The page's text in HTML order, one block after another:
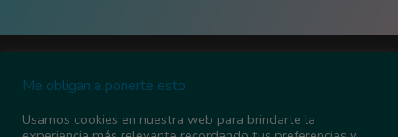
Política de cookies
Contacta conmigo
Pasarela de pagos
Me obligan a ponerte esto:
Usamos cookies en nuestra web para brindarte la